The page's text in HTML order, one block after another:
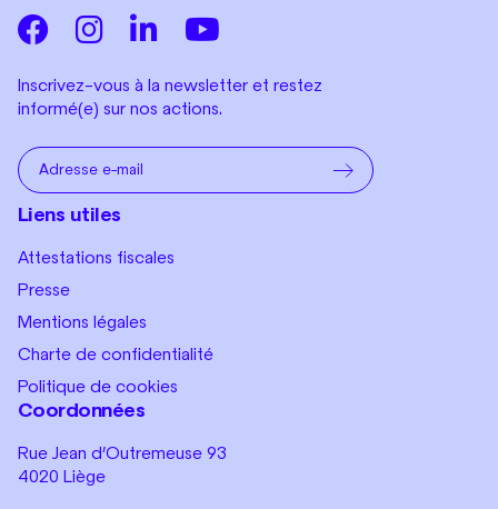
Coordonnées
Rue Jean d’Outremeuse 93
4020 Liège
Inscrivez-vous à la newsletter et restez
informé(e) sur nos actions.
Liens utiles
Attestations fiscales
Presse
Mentions légales
Charte de confidentialité
Politique de cookies